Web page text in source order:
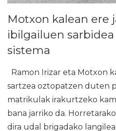
Motxon kalean ere
ibilgailuen
sistema
Ramon Irizar eta Motxon
sartzea oztopatzen duten
matrikulak irakurtzeko
bana jarriko da.
dira udal brigadako